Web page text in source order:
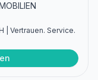
| Vertrauen. Service.